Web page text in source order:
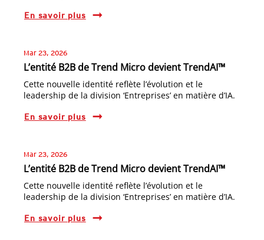
En savoir plus
Mar 23, 2026
L’entité B2B de Trend Micro devient TrendAI™
Cette nouvelle identité reflète l’évolution et le
leadership de la division ‘Entreprises’ en matière d’IA.
En savoir plus
Mar 23, 2026
L’entité B2B de Trend Micro devient TrendAI™
Cette nouvelle identité reflète l’évolution et le
leadership de la division ‘Entreprises’ en matière d’IA.
En savoir plus